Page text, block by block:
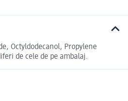
Octyldodecanol, Propylene
de cele de pe ambalaj.